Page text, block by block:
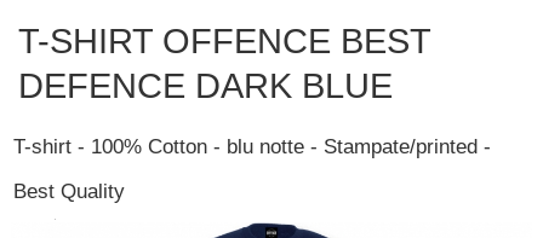
T-SHIRT OFFENCE BEST
DEFENCE DARK BLUE
T-shirt - 100% Cotton - blu notte - Stampate/printed -
Best Quality